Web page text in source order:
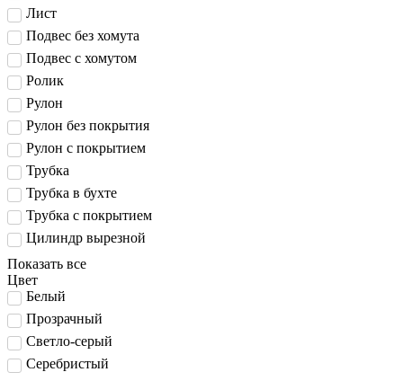
Лист
Подвес без хомута
Подвес с хомутом
Ролик
Рулон
Рулон без покрытия
Рулон с покрытием
Трубка
Трубка в бухте
Трубка с покрытием
Цилиндр вырезной
Показать все
Цвет
Белый
Прозрачный
Светло-серый
Серебристый